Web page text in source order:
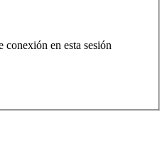
conexión en esta sesión